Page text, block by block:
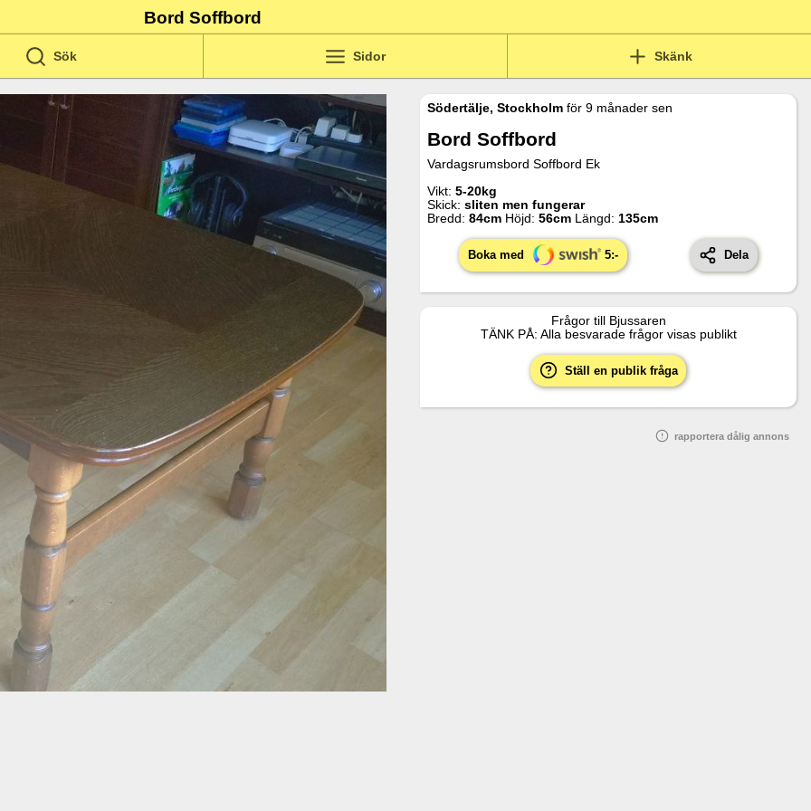
Bord Soffbord
Sök Sidor Skänk
Södertälje, Stockholm för 9 månader sen
Bord Soffbord
Vardagsrumsbord Soffbord Ek
Vikt: 5-20kg
Skick: sliten men fungerar
Bredd: 84cm Höjd: 56cm Längd: 135cm
Boka med 5:- Dela
Frågor till Bjussaren
TÄNK PÅ: Alla besvarade frågor visas publikt
Ställ en publik fråga
rapportera dålig annons